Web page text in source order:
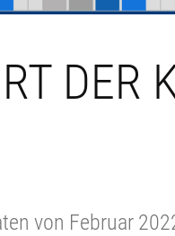
DER
von Februar